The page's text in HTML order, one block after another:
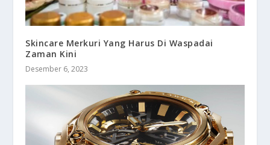
Skincare Merkuri Yang Harus Di Waspadai
Zaman Kini
Desember 6, 2023